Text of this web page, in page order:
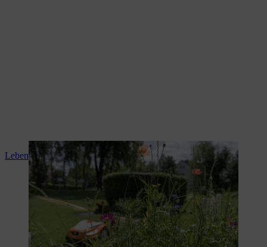
Lebensraum Rasen: Mähmethoden und Biodiversität